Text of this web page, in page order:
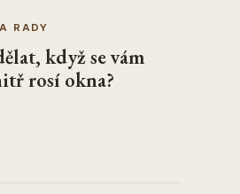
když se vám
rosí okna?
RADY